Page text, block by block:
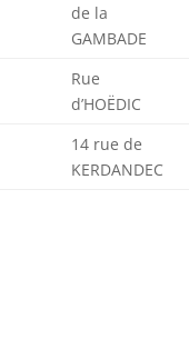
de la
GAMBADE
Rue
d’HOËDIC
14 rue de
KERDANDEC